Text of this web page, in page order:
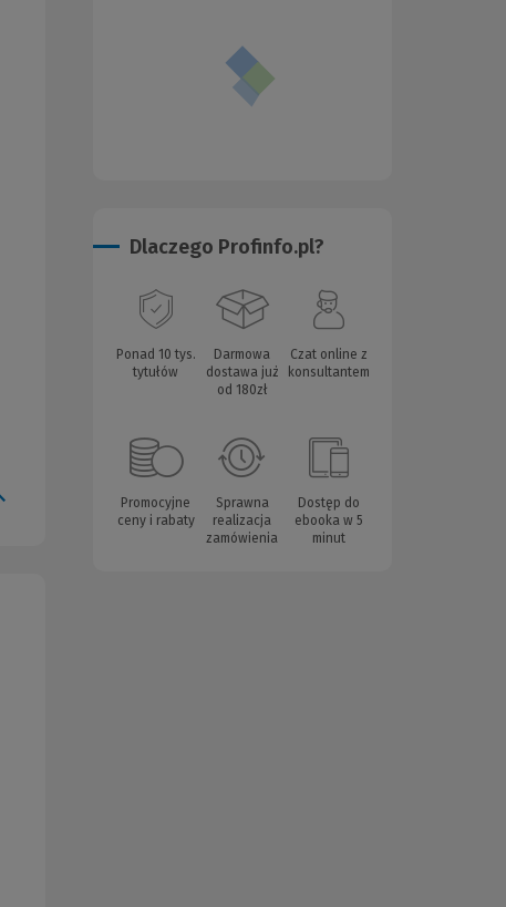
Dlaczego Profinfo.pl?
Ponad 10 tys.
tytułów
Darmowa
dostawa już
od 180zł
Czat online z
konsultantem
Promocyjne
ceny i rabaty
Sprawna
realizacja
zamówienia
Dostęp do
ebooka w 5
minut